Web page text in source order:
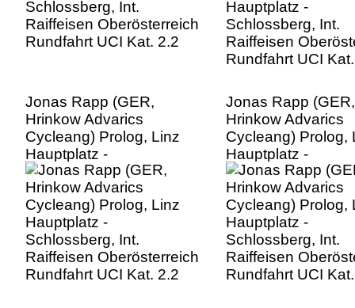
Jonas Rapp (GER,
Hrinkow Advarics
Cycleang) Prolog, Linz
Hauptplatz -
Schlossberg, Int.
Raiffeisen Oberösterreich
Rundfahrt UCI Kat. 2.2
Jonas Rapp (GER,
Hrinkow Advarics
Cycleang) Prolog,
Hauptplatz -
Schlossberg, Int.
Raiffeisen
Rundfahrt UCI